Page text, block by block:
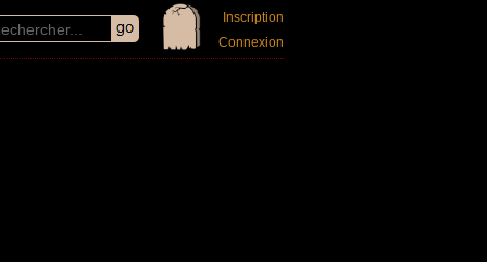
Inscription
Connexion